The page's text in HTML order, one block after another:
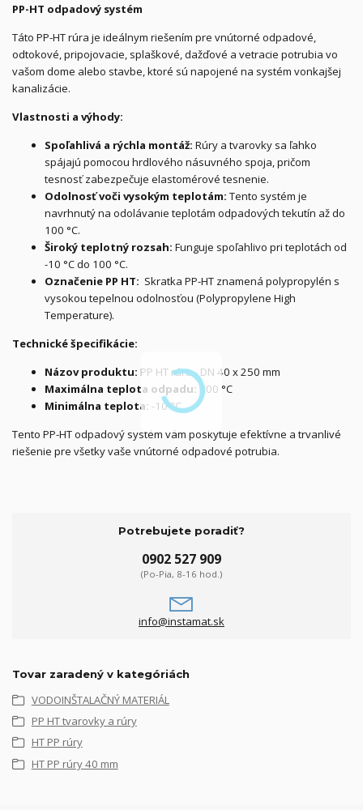
PP-HT odpadový systém
Táto PP-HT rúra je ideálnym riešením pre vnútorné odpadové,
odtokové, pripojovacie, splaškové, dažďové a vetracie potrubia vo
vašom dome alebo stavbe, ktoré sú napojené na systém vonkajšej
kanalizácie.
Vlastnosti a výhody:
Spoľahlivá a rýchla montáž: Rúry a tvarovky sa ľahko
spájajú pomocou hrdlového násuvného spoja, pričom
tesnosť zabezpečuje elastomérové tesnenie.
Odolnosť voči vysokým teplotám: Tento systém je
navrhnutý na odolávanie teplotám odpadových tekutín až do
100 °C.
Široký teplotný rozsah: Funguje spoľahlivo pri teplotách od
-10 °C do 100 °C.
Označenie PP HT: Skratka PP-HT znamená polypropylén s
vysokou tepelnou odolnosťou (Polypropylene High
Temperature).
Technické špecifikácie:
Názov produktu: PP HT rúra - DN 40 x 250 mm
Maximálna teplota odpadu:100 °C
Minimálna teplota: -10 °C
Tento PP-HT odpadový systém vám poskytuje efektívne a trvanlivé
riešenie pre všetky vaše vnútorné odpadové potrubia.
Potrebujete poradiť?
0902 527 909
(Po-Pia, 8-16 hod.)
info@instamat.sk
Tovar zaradený v kategóriách
VODOINŠTALAČNÝ MATERIÁL
PP HT tvarovky a rúry
HT PP rúry
HT PP rúry 40 mm